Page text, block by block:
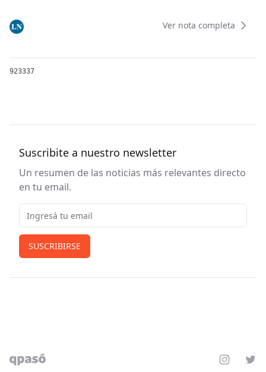
Ver nota completa
923337
Suscribite a nuestro newsletter
Un resumen de las noticias más relevantes directo
en tu email.
Email
SUSCRIBIRSE
Instagram